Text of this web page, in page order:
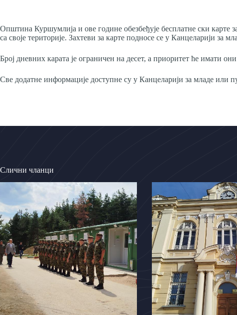
Општина Куршумлија и ове године обезбеђује бесплатне ски карте
са своје територије. Захтеви за карте подносе се у Канцеларији за
Број дневних карата је ограничен на десет, а приоритет ће имати
Све додатне информације доступне су у Канцеларији за младе или
Слични чланци